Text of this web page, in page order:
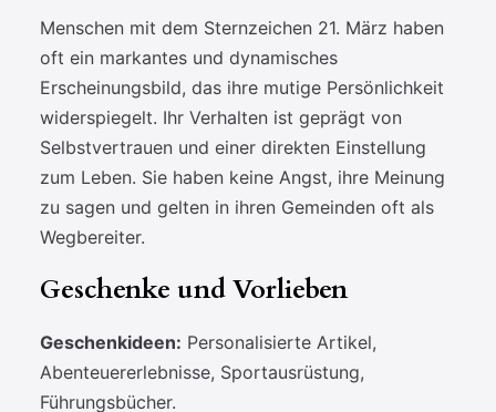
Menschen mit dem Sternzeichen 21. März haben
oft ein markantes und dynamisches
Erscheinungsbild, das ihre mutige Persönlichkeit
widerspiegelt. Ihr Verhalten ist geprägt von
Selbstvertrauen und einer direkten Einstellung
zum Leben. Sie haben keine Angst, ihre Meinung
zu sagen und gelten in ihren Gemeinden oft als
Wegbereiter.
Geschenke und Vorlieben
Geschenkideen: Personalisierte Artikel,
Abenteuererlebnisse, Sportausrüstung,
Führungsbücher.